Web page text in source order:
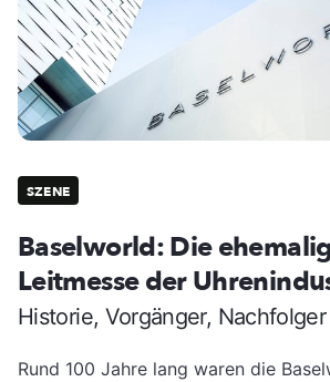
SZENE
Baselworld: Die
Leitmesse der
Historie, Vorgänger, Nachfolger
Rund 100 Jahre lang waren die